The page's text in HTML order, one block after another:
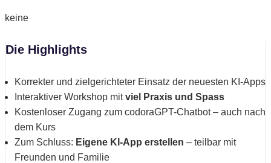
keine
Die Highlights
Korrekter und zielgerichteter Einsatz der neuesten KI-Apps
Interaktiver Workshop mitviel Praxis und Spass
Kostenloser Zugang zum codoraGPT-Chatbot – auch nach
dem Kurs
Zum Schluss: Eigene KI-App erstellen – teilbar mit
Freunden und Familie